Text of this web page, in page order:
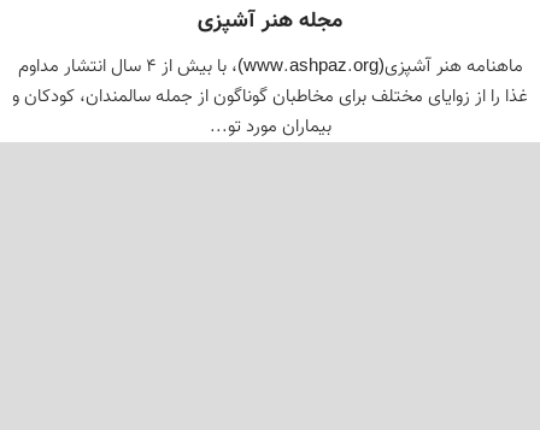
مجله هنر آشپزی
ماهنامه هنر آشپزی(www.ashpaz.org)، با بیش از 4 سال انتشار مداوم
غذا را از زوایای مختلف برای مخاطبان گوناگون از جمله سالمندان، كودكان و
بیماران مورد تو...